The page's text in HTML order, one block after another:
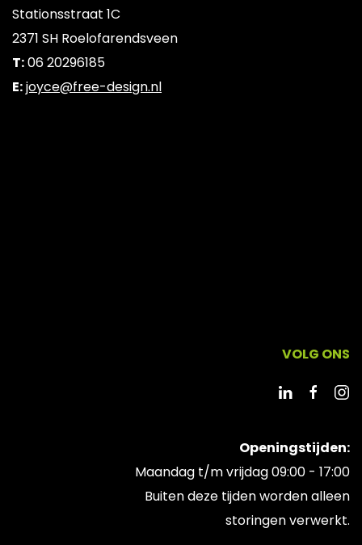
Stationsstraat 1C
2371 SH Roelofarendsveen
T:06 20296185
E:joyce@free-design.nl
VOLG ONS
Openingstijden:
Maandag t/m vrijdag 09:00 - 17:00
Buiten deze tijden worden alleen
storingen verwerkt.